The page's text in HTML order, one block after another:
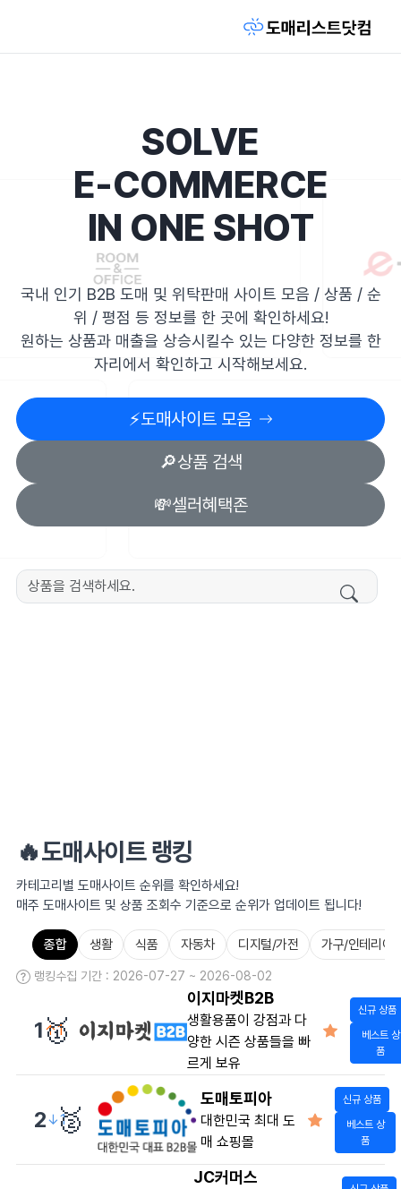
SOLVE
E-COMMERCE
IN ONE SHOT
국내 인기 B2B 도매 및 위탁판매 사이트 모음 / 상품 / 순
위 / 평점 등 정보를 한 곳에 확인하세요!
원하는 상품과 매출을 상승시킬수 있는 다양한 정보를 한
자리에서 확인하고 시작해보세요.
⚡️도매사이트 모음
🔎상품 검색
💸셀러혜택존
🔥도매사이트 랭킹
카테고리별 도매사이트 순위를 확인하세요!
매주 도매사이트 및 상품 조회수 기준으로 순위가 업데이트 됩니다!
종합 생활 식품 자동차 디지털/가전 가구/인테리어
랭킹수집 기간 : 2026-07-27 ~ 2026-08-02
1 ↑1
🥇
이지마켓B2B
생활용품이 강점과 다
양한 시즌 상품들을 빠
르게 보유
신규 상품
베스트 상
품
2↓1🥈
도매토피아
대한민국 최대 도
매 쇼핑몰
신규 상품
베스트 상
품
JC커머스